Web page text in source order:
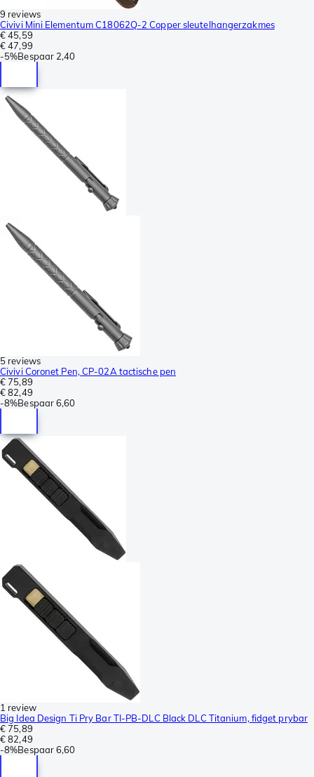
9 reviews
Civivi Mini Elementum C18062Q-2 Copper sleutelhangerzakmes
€ 45,59
€ 47,99
-5%Bespaar 2,40
5 reviews
Civivi Coronet Pen, CP-02A tactische pen
€ 75,89
€ 82,49
-8%Bespaar6,60
1 review
Big Idea Design Ti Pry Bar TI-PB-DLC Black DLC Titanium, fidget prybar
€ 75,89
€ 82,49
-8%Bespaar6,60